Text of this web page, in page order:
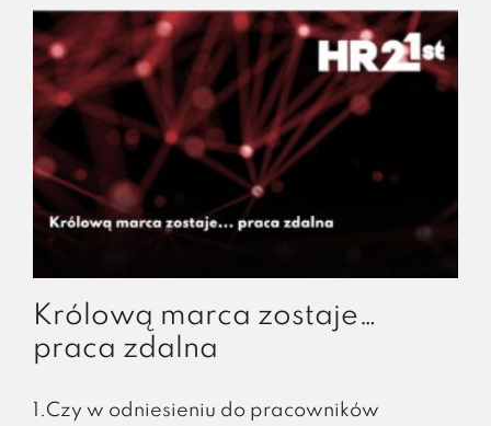
Królową marca zostaje…
praca zdalna
1.Czy w odniesieniu do pracowników